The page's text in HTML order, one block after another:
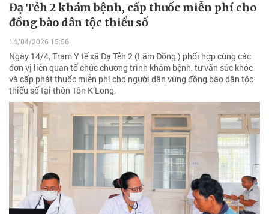
Đạ Tẻh 2 khám bệnh, cấp thuốc miễn phí cho
đồng bào dân tộc thiểu số
14/04/2026 15:56
Ngày 14/4, Trạm Y tế xã Đạ Tẻh 2 (Lâm Đồng ) phối hợp cùng các
đơn vị liên quan tổ chức chương trình khám bệnh, tư vấn sức khỏe
và cấp phát thuốc miễn phí cho người dân vùng đồng bào dân tộc
thiểu số tại thôn Tôn K’Long.